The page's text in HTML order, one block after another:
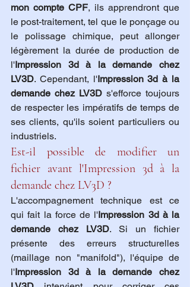
mon compte CPF, ils apprendront que
le post-traitement, tel que le ponçage ou
le polissage chimique, peut allonger
légèrement la durée de production de
l'Impression 3d à la demande chez
LV3D. Cependant, l'Impression 3d à la
demande chez LV3D s'efforce toujours
de respecter les impératifs de temps de
ses clients, qu'ils soient particuliers ou
industriels.
Est-il possible de modifier un
fichier avant l'Impression 3d à la
demande chez LV3D ?
L'accompagnement technique est ce
qui fait la force de l'Impression 3d à la
demande chez LV3D. Si un fichier
présente des erreurs structurelles
(maillage non "manifold"), l'équipe de
l'Impression 3d à la demande chez